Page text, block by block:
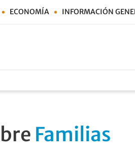
ECONOMÍA INFORMACIÓN
Familias